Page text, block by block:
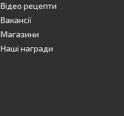
Відео рецепти
Вакансії
Магазини
Наші награди